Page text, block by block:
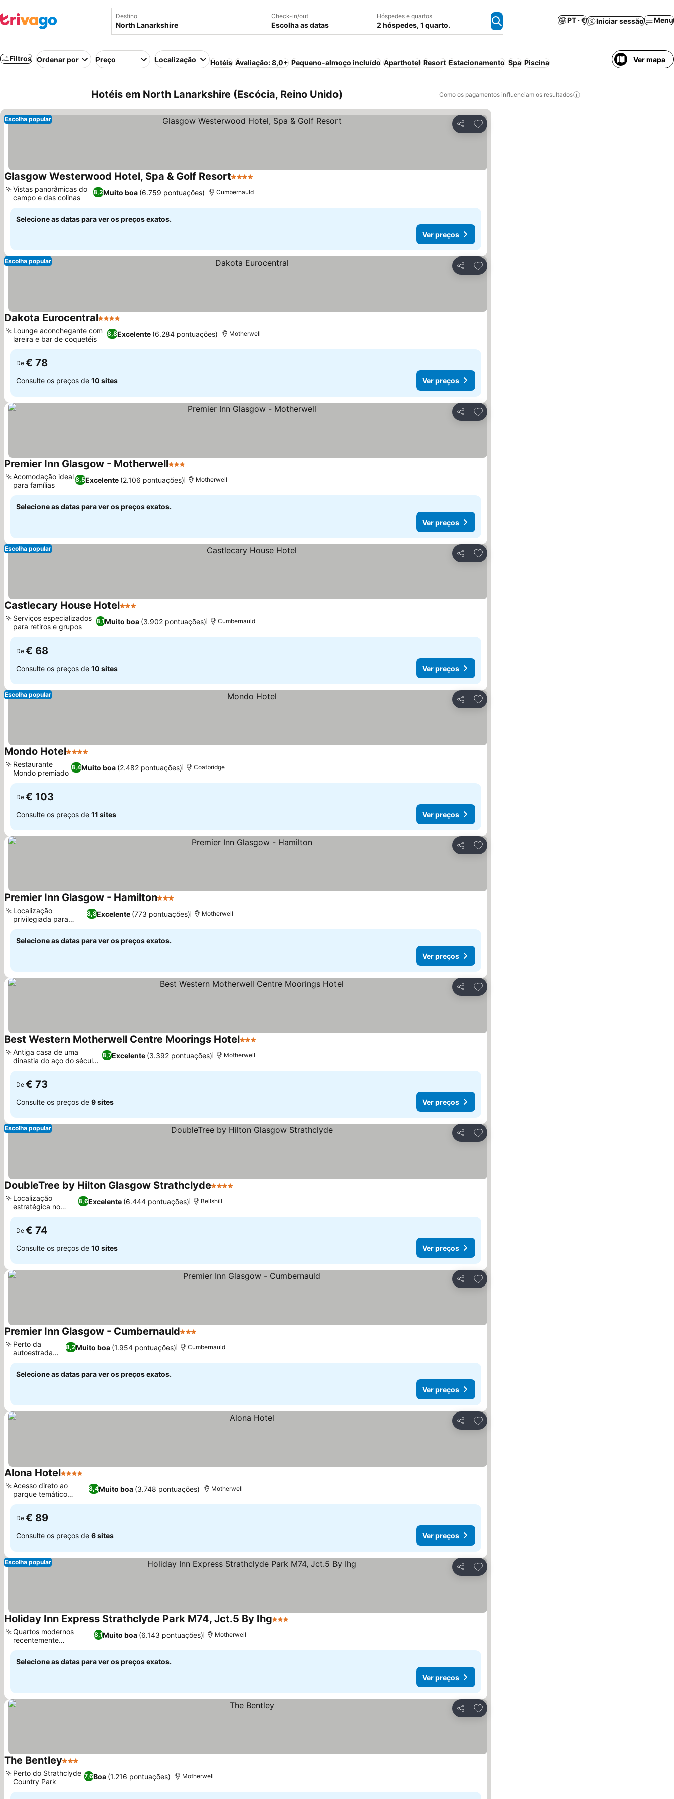
Destino Check-in/out
Escolha as datas
Hóspedes e quartos
2 hóspedes, 1 quarto.
PT · € Iniciar sessão Menu
Filtros Ordenar por Preço Localização Hotéis Avaliação: 8,0+ Pequeno-almoço incluído Aparthotel Resort Estacionamento Spa Piscina Ver mapa
Hotéis em North Lanarkshire (Escócia, Reino Unido) Como os pagamentos influenciam os resultados
Partilhar
Adicionar aos favoritos
Escolha popular
Glasgow Westerwood Hotel, Spa & Golf Resort4 Estrelas
8,2Muito boa (6.759 pontuações)
Vistas panorâmicas do
campo e das colinas
Cumbernauld
Selecione as datas para ver os preços exatos.
Ver preços
Partilhar
Adicionar aos favoritos
Escolha popular
Dakota Eurocentral4 Estrelas
8,8Excelente (6.284 pontuações)
Lounge aconchegante com
lareira e bar de coquetéis
Motherwell
De € 78
Consulte os preços de 10 sites Ver preços
Partilhar
Adicionar aos favoritos
Premier Inn Glasgow - Motherwell3 Estrelas
8,5Excelente (2.106 pontuações)
Acomodação ideal
para famílias
Motherwell
Selecione as datas para ver os preços exatos.
Ver preços
Partilhar
Adicionar aos favoritos
Escolha popular
Castlecary House Hotel3 Estrelas
8,1Muito boa (3.902 pontuações)
Serviços especializados
para retiros e grupos
Cumbernauld
De € 68
Consulte os preços de 10 sites Ver preços
Partilhar
Adicionar aos favoritos
Escolha popular
Mondo Hotel4 Estrelas
8,4Muito boa (2.482 pontuações)
Restaurante
Mondo premiado
Coatbridge
De € 103
Consulte os preços de 11 sites Ver preços
Partilhar
Adicionar aos favoritos
Premier Inn Glasgow - Hamilton3 Estrelas
8,8Excelente (773 pontuações)
Localização
privilegiada para
explorar
Motherwell
Selecione as datas para ver os preços exatos.
Ver preços
Partilhar
Adicionar aos favoritos
Best Western Motherwell Centre Moorings Hotel3 Estrelas
8,7Excelente (3.392 pontuações)
Antiga casa de uma
dinastia do aço do século
XIX
Motherwell
De € 73
Consulte os preços de 9 sites Ver preços
Partilhar
Adicionar aos favoritos
Escolha popular
DoubleTree by Hilton Glasgow Strathclyde4 Estrelas
8,6Excelente (6.444 pontuações)
Localização
estratégica no
centro
Bellshill
De € 74
Consulte os preços de 10 sites Ver preços
Partilhar
Adicionar aos favoritos
Premier Inn Glasgow - Cumbernauld3 Estrelas
8,2Muito boa (1.954 pontuações)
Perto da
autoestrada
M80
Cumbernauld
Selecione as datas para ver os preços exatos.
Ver preços
Partilhar
Adicionar aos favoritos
Alona Hotel4 Estrelas
8,4Muito boa (3.748 pontuações)
Acesso direto ao
parque temático
M&D's
Motherwell
De € 89
Consulte os preços de 6 sites Ver preços
Partilhar
Adicionar aos favoritos
Escolha popular
Holiday Inn Express Strathclyde Park M74, Jct.5 By Ihg3 Estrelas
8,1Muito boa (6.143 pontuações)
Quartos modernos
recentemente
renovados
Motherwell
Selecione as datas para ver os preços exatos.
Ver preços
Partilhar
Adicionar aos favoritos
The Bentley3 Estrelas
7,6Boa (1.216 pontuações)
Perto do Strathclyde
Country Park
Motherwell